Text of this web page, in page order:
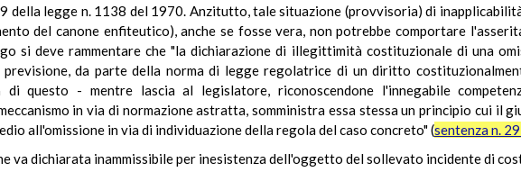
della legge n. 1138 del 1970. Anzitutto, tale situazione (provvisoria) di
del canone enfiteutico), anche se fosse vera, non potrebbe comportare
si deve rammentare che "la dichiarazione di illegittimità costituzionale di una
da parte della norma di legge regolatrice di un diritto
questo - mentre lascia al legislatore, riconoscendone l'innegabile
in via di normazione astratta, somministra essa stessa un principio cui il
all'omissione in via di individuazione della regola del caso concreto" (sentenza n.
va dichiarata inammissibile per inesistenza dell'oggetto del sollevato incidente di